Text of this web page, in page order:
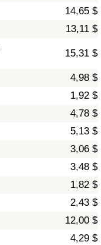
14,65 $
13,11 $
15,31 $
4,98 $
1,92 $
4,78 $
5,13 $
3,06 $
3,48 $
1,82 $
2,43 $
12,00 $
4,29 $